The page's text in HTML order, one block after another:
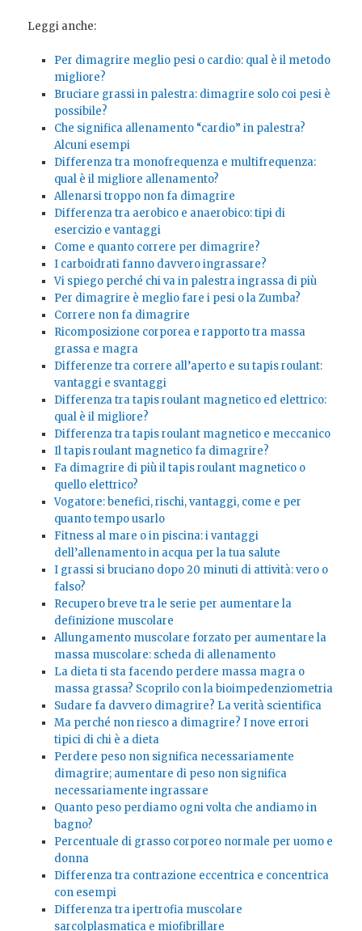
Leggi anche:
Per dimagrire meglio pesi o cardio: qual è il metodo
migliore?
Bruciare grassi in palestra: dimagrire solo coi pesi è
possibile?
Che significa allenamento “cardio” in palestra?
Alcuni esempi
Differenza tra monofrequenza e multifrequenza:
qual è il migliore allenamento?
Allenarsi troppo non fa dimagrire
Differenza tra aerobico e anaerobico: tipi di
esercizio e vantaggi
Come e quanto correre per dimagrire?
I carboidrati fanno davvero ingrassare?
Vi spiego perché chi va in palestra ingrassa di più
Per dimagrire è meglio fare i pesi o la Zumba?
Correre non fa dimagrire
Ricomposizione corporea e rapporto tra massa
grassa e magra
Differenze tra correre all’aperto e su tapis roulant:
vantaggi e svantaggi
Differenza tra tapis roulant magnetico ed elettrico:
qual è il migliore?
Differenza tra tapis roulant magnetico e meccanico
Il tapis roulant magnetico fa dimagrire?
Fa dimagrire di più il tapis roulant magnetico o
quello elettrico?
Vogatore: benefici, rischi, vantaggi, come e per
quanto tempo usarlo
Fitness al mare o in piscina: i vantaggi
dell’allenamento in acqua per la tua salute
I grassi si bruciano dopo 20 minuti di attività: vero o
falso?
Recupero breve tra le serie per aumentare la
definizione muscolare
Allungamento muscolare forzato per aumentare la
massa muscolare: scheda di allenamento
La dieta ti sta facendo perdere massa magra o
massa grassa? Scoprilo con la bioimpedenziometria
Sudare fa davvero dimagrire? La verità scientifica
Ma perché non riesco a dimagrire? I nove errori
tipici di chi è a dieta
Perdere peso non significa necessariamente
dimagrire; aumentare di peso non significa
necessariamente ingrassare
Quanto peso perdiamo ogni volta che andiamo in
bagno?
Percentuale di grasso corporeo normale per uomo e
donna
Differenza tra contrazione eccentrica e concentrica
con esempi
Differenza tra ipertrofia muscolare
sarcolplasmatica e miofibrillare